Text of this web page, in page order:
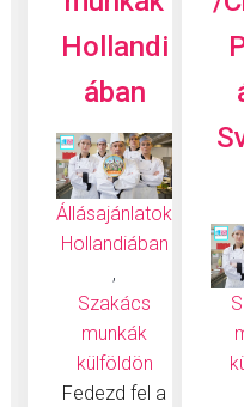
Hollandi
ában
Állásajánlatok
Hollandiában
,
Szakács
munkák
külföldön
Fedezd fel a